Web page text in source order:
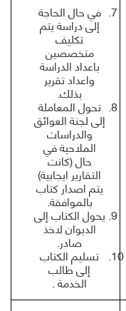
في حال الحاجة
إلى دراسة يتم
تكليف
متخصصين
باعداد الدراسة
واعداد تقرير
بذلك.
تحول المعاملة
إلى لجنة العوائق
والدراسات
الملاحية في
حال (كانت
التقارير ايجابية)
يتم اصدار كتاب
بالموافقة.
يحول الكتاب إلى
الديوان لاخذ
صادر.
تسليم الكتاب
إلى طالب
الخدمة .